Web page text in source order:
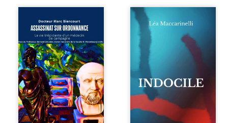
Assassinat sur
ordonnance – La
vie trépidante
d’un médecin de
campagne est la
réédition enrichie
et actualisée du
témoignage du
Docteur Marc
Biencourt, ancien
médecin de
famille, qui revient
sur son parcours
Quatre parties.
Quatre refus.
Quatre visages
d’une existence en
friction. Entre les
silences qu’on ne
déchiffre pas, les
amours qu’on
dérange, les corps
qu’on administre
et les liens qu’on
sabote, cet
ouvrage parle à